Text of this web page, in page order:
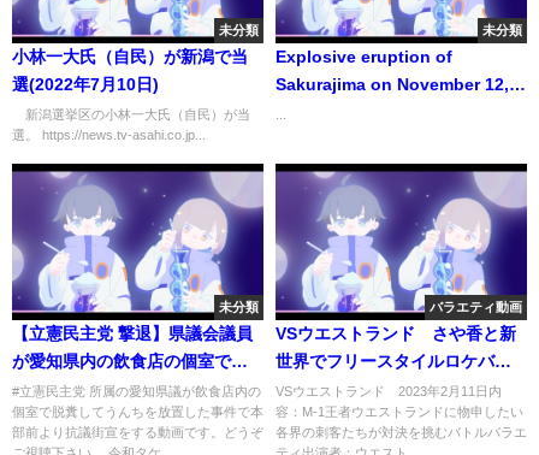
未分類
小林一大氏（自民）が新潟で当
選(2022年7月10日)
新潟選挙区の小林一大氏（自民）が当
選。 https://news.tv-asahi.co.jp...
未分類
Explosive eruption of
Sakurajima on November 12,
未分類
【立憲民主党 撃退】県議会議員
が愛知県内の飲食店の個室で脱
糞してうんちを放置した事件で
抗議街宣！
#立憲民主党 所属の愛知県議が飲食店内の
個室で脱糞してうんちを放置した事件で本
部前より抗議街宣をする動画です。どうぞ
ご視聴下さい。 令和タケ...
バラエティ動画
VSウエストランド さや香と新
世界でフリースタイルロケバト
ルが勃発 2月11日
VSウエストランド 2023年2月11日内
容：M-1王者ウエストランドに物申したい
各界の刺客たちが対決を挑むバトルバラエ
ティ出演者：ウエスト...